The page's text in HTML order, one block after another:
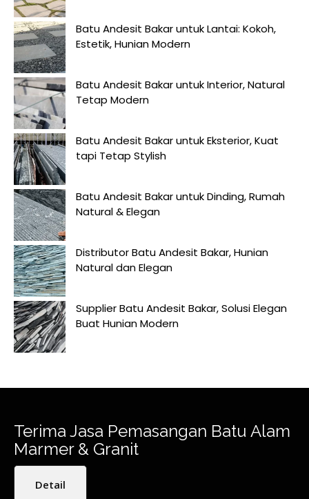
Batu Andesit Bakar untuk Lantai: Kokoh,
Estetik, Hunian Modern
Batu Andesit Bakar untuk Interior, Natural
Tetap Modern
Batu Andesit Bakar untuk Eksterior, Kuat
tapi Tetap Stylish
Batu Andesit Bakar untuk Dinding, Rumah
Natural & Elegan
Distributor Batu Andesit Bakar, Hunian
Natural dan Elegan
Supplier Batu Andesit Bakar, Solusi Elegan
Buat Hunian Modern
Terima Jasa Pemasangan Batu Alam
Marmer & Granit
Detail